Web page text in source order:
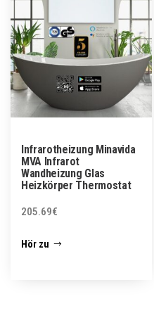
Infrarotheizung Minavida
MVA Infrarot
Wandheizung Glas
Heizkörper Thermostat
205.69€
Hör zu